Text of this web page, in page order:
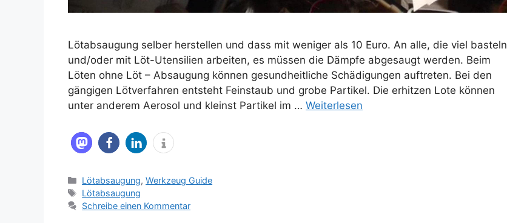
Lötabsaugung selber herstellen und dass mit weniger als 10 Euro. An alle, die viel basteln
und/oder mit Löt-Utensilien arbeiten, es müssen die Dämpfe abgesaugt werden. Beim
Löten ohne Löt – Absaugung können gesundheitliche Schädigungen auftreten. Bei den
gängigen Lötverfahren entsteht Feinstaub und grobe Partikel. Die erhitzen Lote können
unter anderem Aerosol und kleinst Partikel im … Weiterlesen
Kategorien
Lötabsaugung,Werkzeug Guide
Schlagwörter
Lötabsaugung
Schreibe einen Kommentar